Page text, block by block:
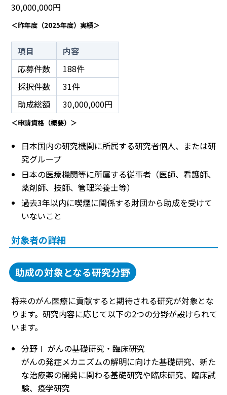
30,000,000円
＜昨年度（2025年度）実績＞
項目
内容
応募件数
188件
採択件数
31件
助成総額
30,000,000円
＜申請資格（概要）＞
日本国内の研究機関に所属する研究者個人、または研
究グループ
日本の医療機関等に所属する従事者（医師、看護師、
薬剤師、技師、管理栄養士等）
過去3年以内に喫煙に関係する財団から助成を受けて
いないこと
対象者の詳細
助成の対象となる研究分野
将来のがん医療に貢献すると期待される研究が対象とな
ります。研究内容に応じて以下の2つの分野が設けられて
います。
分野Ⅰ がんの基礎研究・臨床研究
がんの発症メカニズムの解明に向けた基礎研究、新た
な治療薬の開発に関わる基礎研究や臨床研究、臨床試
験、疫学研究